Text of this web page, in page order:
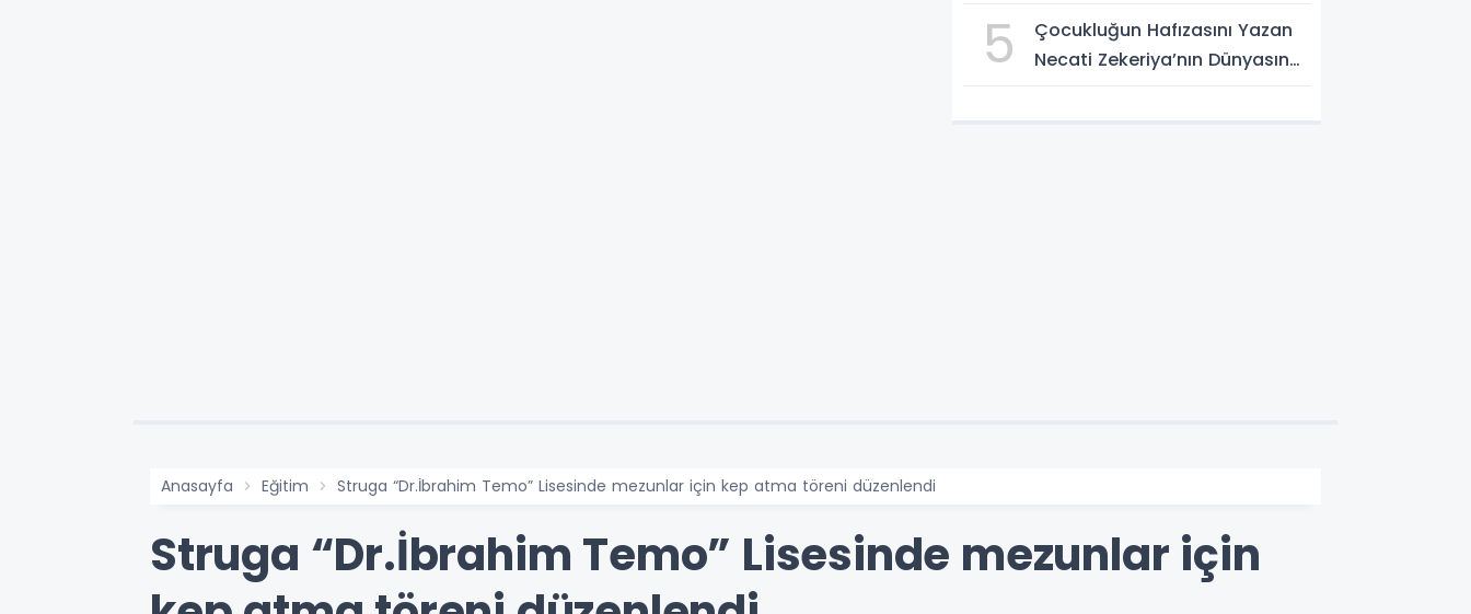
5
Çocukluğun Hafızasını Yazan
Necati Zekeriya’nın Dünyasına
Anasayfa Eğitim Struga “Dr.İbrahim Temo” Lisesinde mezunlar için kep atma töreni düzenlendi
Struga “Dr.İbrahim Temo” Lisesinde mezunlar için